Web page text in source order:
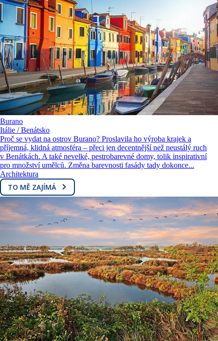
Burano
Itálie / Benátsko
Proč se vydat na ostrov Burano? Proslavila ho výroba krajek a
příjemná, klidná atmosféra – přeci jen decentnější než neustálý ruch
v Benátkách. A také nevelké, pestrobarevné domy, tolik inspirativní
pro množství umělců. Změna barevnosti fasády tady dokonce...
Architektura
TO MĚ ZAJÍMÁ